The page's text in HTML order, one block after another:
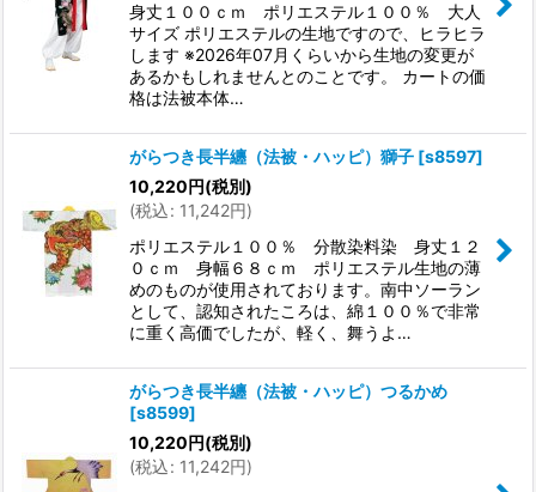
身丈１００ｃｍ ポリエステル１００％ 大人
サイズ ポリエステルの生地ですので、ヒラヒラ
します ※2026年07月くらいから生地の変更が
あるかもしれませんとのことです。 カートの価
格は法被本体…
がらつき長半纏（法被・ハッピ）獅子 [s8597]
10,220円(税別)
(税込: 11,242円)
ポリエステル１００％ 分散染料染 身丈１２
０ｃｍ 身幅６８ｃｍ ポリエステル生地の薄
めのものが使用されております。南中ソーラン
として、認知されたころは、綿１００％で非常
に重く高価でしたが、軽く、舞うよ…
がらつき長半纏（法被・ハッピ）つるかめ
[s8599]
10,220円(税別)
(税込: 11,242円)